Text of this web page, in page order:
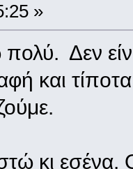
»
Δεν
και
κι εσένα.